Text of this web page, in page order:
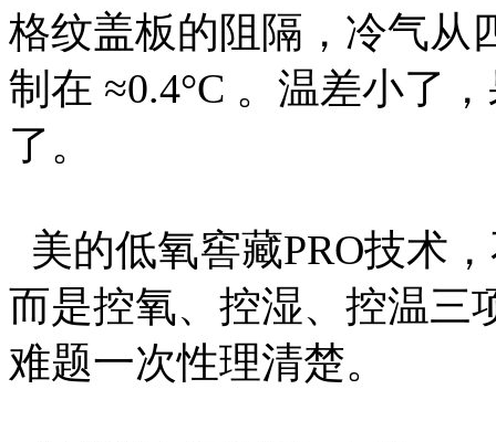
格纹盖板的阻隔，冷气从
制在 ≈0.4°C 。温差小了
了。
美的低氧窖藏PRO技术
而是控氧、控湿、控温三
难题一次性理清楚。